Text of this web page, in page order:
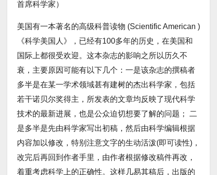
首席科学家）
美国有一本著名的高级科普读物 (Scientific American )
《科学美国人》，已经有100多年的历史，在美国和
国际上都很受欢迎。这本杂志的影响之所以历久不
衰，主要原因可能有以下几个：一是该杂志的撰稿者
多半是在某一学术领域甚有建树的杰出科学家，包括
若干诺贝尔奖得主，所发表的文章均反映了现代科学
技术的最新进展，也是公众迫切想要了解的问题； 二
是多半是先由科学家写出初稿，然后由科学编辑根据
内容加以修改，特别注意文字的生动活泼(即可读性)，
改完后再回到作者手里，由作者根据修改稿件再改，
着重考虑科学上的正确性。这样几易其稿后，出版的